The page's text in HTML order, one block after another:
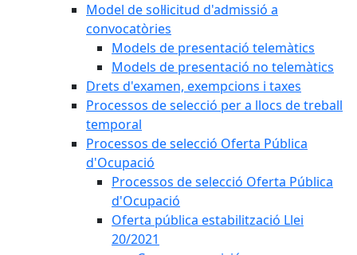
Model de sol·licitud d'admissió a
convocatòries
Models de presentació telemàtics
Models de presentació no telemàtics
Drets d'examen, exempcions i taxes
Processos de selecció per a llocs de treball
temporal
Processos de selecció Oferta Pública
d'Ocupació
Processos de selecció Oferta Pública
d'Ocupació
Oferta pública estabilització Llei
20/2021